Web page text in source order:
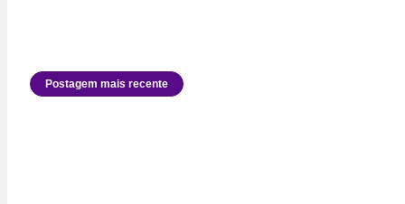
Postagem mais recente